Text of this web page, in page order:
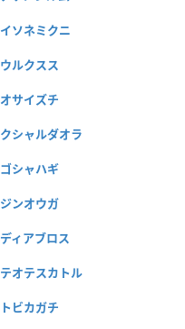
イソネミクニ
ウルクスス
オサイズチ
クシャルダオラ
ゴシャハギ
ジンオウガ
ディアブロス
テオテスカトル
トビカガチ